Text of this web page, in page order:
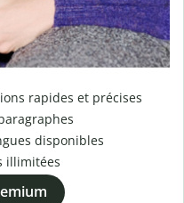
rapides et précises
disponibles
illimitées